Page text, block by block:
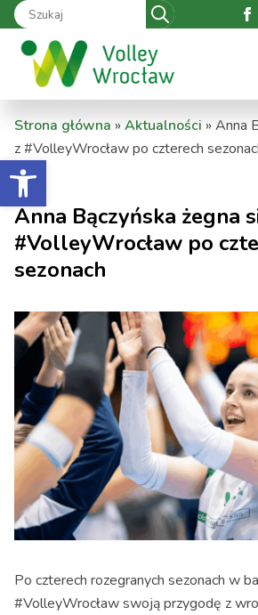
Otwórz pasek narzędzi
Search
for:
Strona główna » Aktualności » Anna
z #VolleyWrocław po czterech
Anna Bączyńska żegna
#VolleyWrocław po
sezonach
Po czterech rozegranych sezonach w
#VolleyWrocław swoją przygodę z